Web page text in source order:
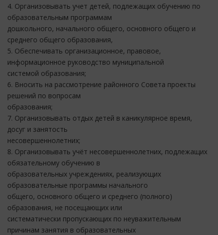
4. Организовывать учет детей, подлежащих обучению по
образовательным программам
дошкольного, начального общего, основного общего и
среднего общего образования,
5. Обеспечивать организационное, правовое,
информационное руководство муниципальной
системой образования;
6. Вносить на рассмотрение районного Совета проекты
решений по вопросам
образования;
7. Организовывать отдых детей в каникулярное время,
досуг и занятость
несовершеннолетних;
8. Организовывать учёт несовершеннолетних, подлежащих
обязательному обучению в
образовательных учреждениях, реализующих
образовательные программы начального
общего, основного общего и среднего (полного)
образования, не посещающих или
систематически пропускающих по неуважительным
причинам занятия в образовательных